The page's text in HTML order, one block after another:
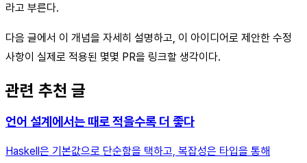
라고 부른다.
다음 글에서 이 개념을 자세히 설명하고, 이 아이디어로 제안한 수정
사항이 실제로 적용된 몇몇 PR을 링크할 생각이다.
관련 추천 글
언어 설계에서는 때로 적을수록 더 좋다
Haskell은 기본값으로 단순함을 택하고, 복잡성은 타입을 통해